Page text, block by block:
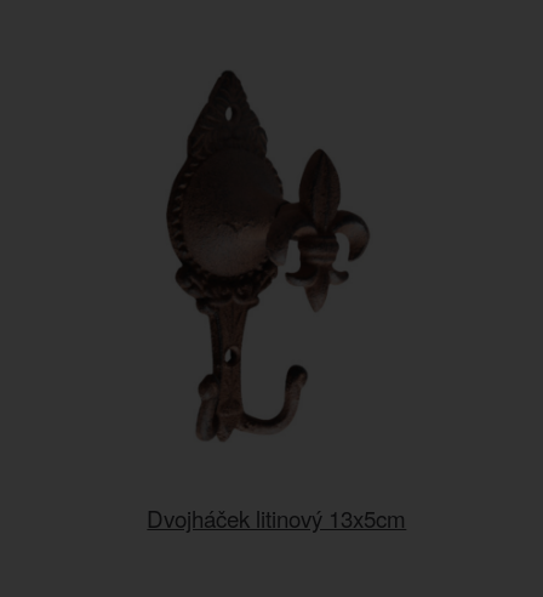
Dvojháček litinový 13x5cm